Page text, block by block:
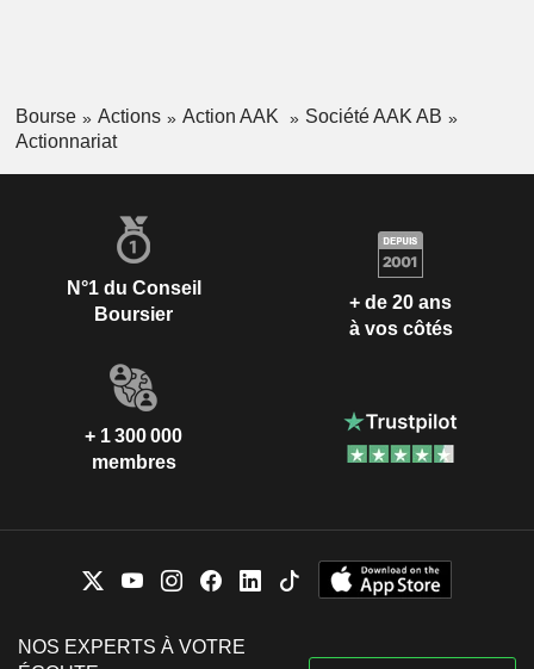
Bourse Actions Action AAK
Société AAK AB
Actionnariat
N°1 du Conseil
Boursier
+ de 20 ans
à vos côtés
+ 1 300 000
membres
NOS EXPERTS À VOTRE